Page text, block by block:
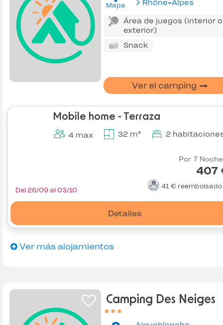
Mapa
Rhône-Alpes
Área de juegos (interior o
exterior)
Snack
Ver el camping
Mobile home - Terraza
4 max 32 m² 2
Por 7
407
41 € reembolsado
Detalles
Del 26/09 al 03/10
Ver más alojamientos
Camping Des Neiges